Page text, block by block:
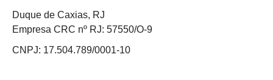
Duque de Caxias, RJ
Empresa CRC nº RJ: 57550/O-9
CNPJ: 17.504.789/0001-10